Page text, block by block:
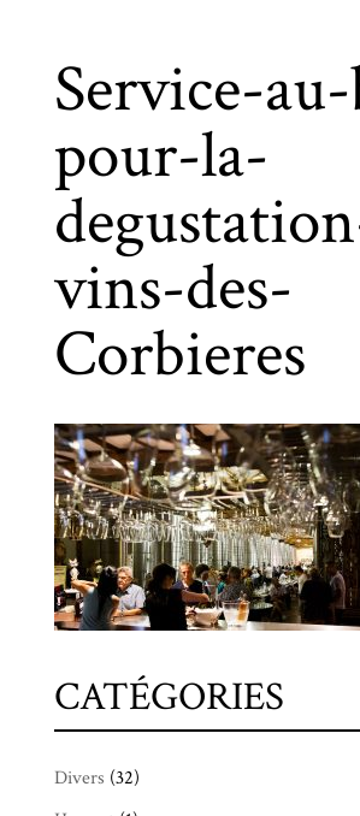
Service-
pour-la-
vins-des-
Corbieres
CATÉGORIES
Divers (32)